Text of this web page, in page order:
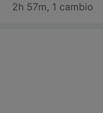
2h 57m, 1 cambio